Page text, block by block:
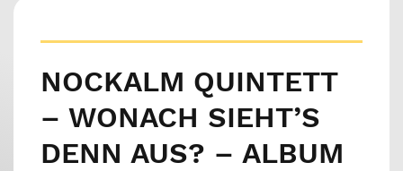
NOCKALM QUINTETT
– WONACH SIEHT’S
DENN AUS? – ALBUM